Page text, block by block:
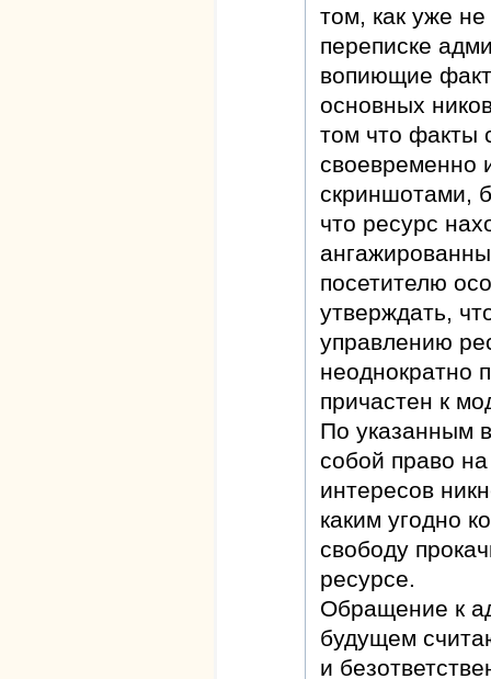
том, как уже
переписке
вопиющие
основных
том что факты
своевременно
скриншотами,
что ресурс
посетителю
утверждать,
управлению
неоднократно
причастен к
По указанным
собой право
интересов
каким угодно
свободу
ресурсе.
Обращение к
будущем
и